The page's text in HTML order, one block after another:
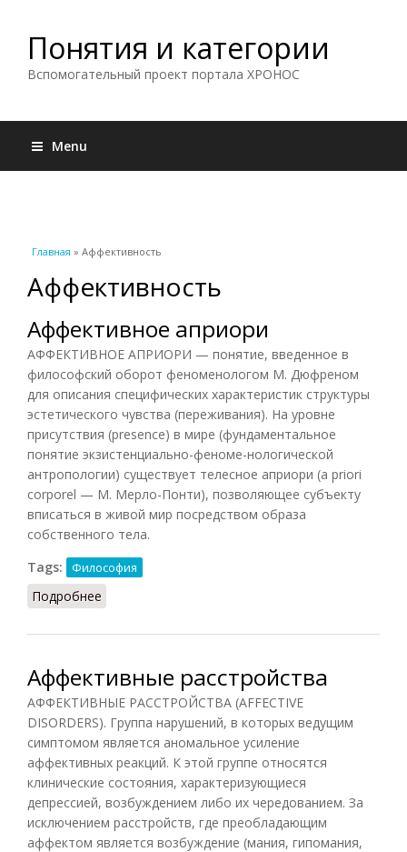
Понятия и категории
Вспомогательный проект портала ХРОНОС
Menu
Вы здесь
Главная » Аффективность
Аффективность
Аффективное априори
АФФЕКТИВНОЕ АПРИОРИ — понятие, введенное в
философский оборот феноменологом М. Дюфреном
для описания специфических характеристик структуры
эстетического чувства (переживания). На уровне
присутствия (presence) в мире (фундаментальное
понятие экзистенциально-феноме-нологической
антропологии) существует телесное априори (a priori
corporel — М. Мерло-Понти), позволяющее субъекту
вписаться в живой мир посредством образа
собственного тела.
Tags:
Философия
Подробнее
Аффективные расстройства
АФФЕКТИВНЫЕ РАССТРОЙСТВА (AFFECTIVE
DISORDERS). Группа нарушений, в которых ведущим
симптомом является аномальное усиление
аффективных реакций. К этой группе относятся
клинические состояния, характеризующиеся
депрессией, возбуждением либо их чередованием. За
исключением расстройств, где преобладающим
аффектом является возбуждение (мания, гипомания,